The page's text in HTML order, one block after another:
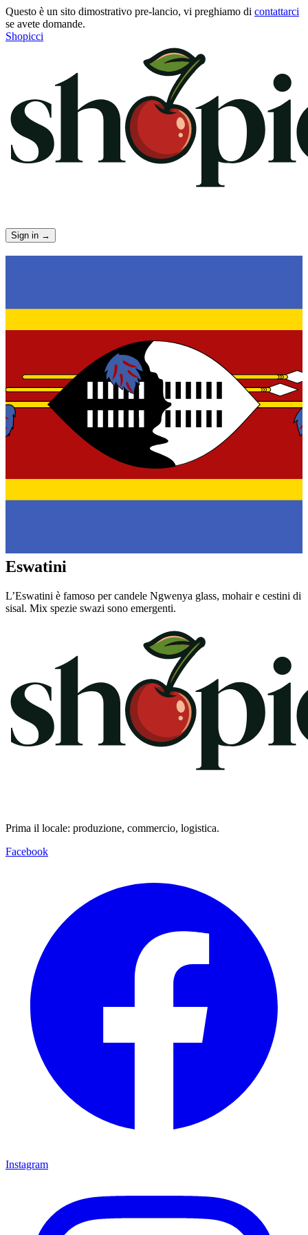
Questo è un sito dimostrativo pre-lancio, vi preghiamo di contattarci
se avete domande.
Shopicci
Sign in →
Eswatini
L’Eswatini è famoso per candele Ngwenya glass, mohair e cestini di
sisal. Mix spezie swazi sono emergenti.
Prima il locale: produzione, commercio, logistica.
Facebook
Instagram